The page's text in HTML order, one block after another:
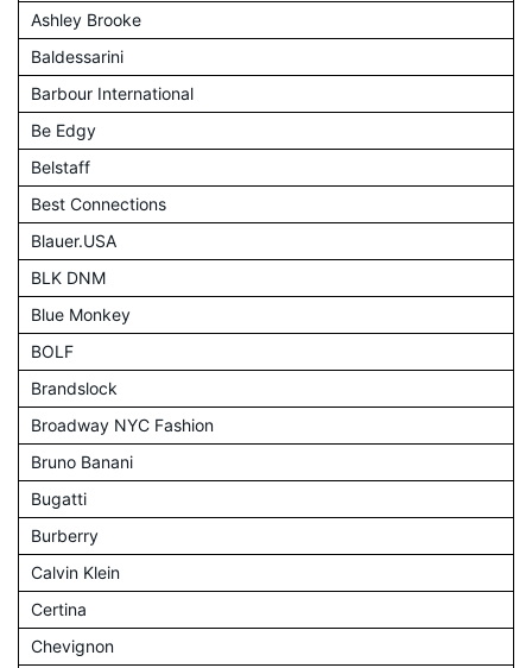
Ashley Brooke
Baldessarini
Barbour International
Be Edgy
Belstaff
Best Connections
Blauer.USA
BLK DNM
Blue Monkey
BOLF
Brandslock
Broadway NYC Fashion
Bruno Banani
Bugatti
Burberry
Calvin Klein
Certina
Chevignon